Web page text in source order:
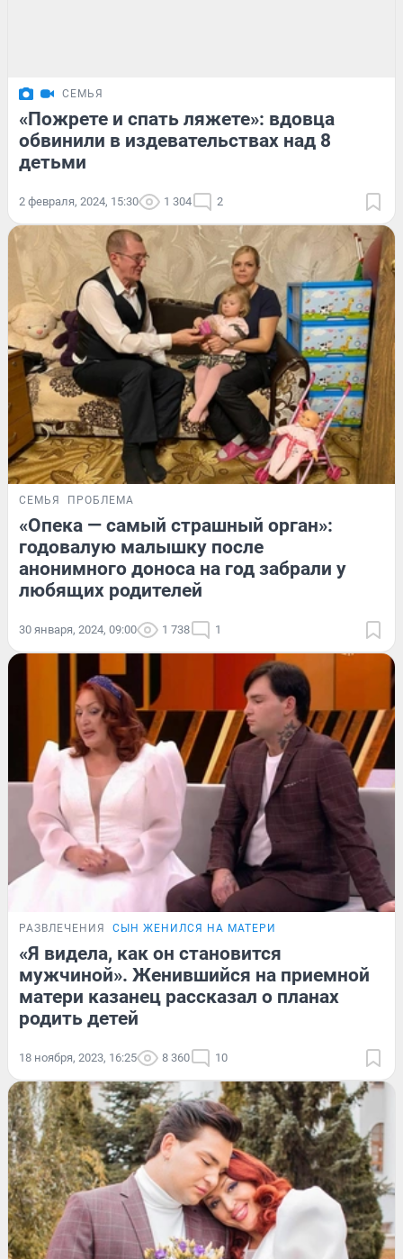
СЕМЬЯ
«Пожрете и спать ляжете»: вдовца
обвинили в издевательствах над 8
детьми
2 февраля, 2024, 15:30 1 304 2
СЕМЬЯ ПРОБЛЕМА
«Опека — самый страшный орган»:
годовалую малышку после
анонимного доноса на год забрали у
любящих родителей
30 января, 2024, 09:00 1 738 1
РАЗВЛЕЧЕНИЯ СЫН ЖЕНИЛСЯ НА МАТЕРИ
«Я видела, как он становится
мужчиной». Женившийся на приемной
матери казанец рассказал о планах
родить детей
18 ноября, 2023, 16:25 8 360 10